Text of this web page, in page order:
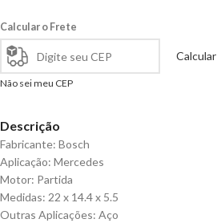
Calcular o Frete
Calcular
Não sei meu CEP
Descrição
Fabricante: Bosch
Aplicação: Mercedes
Motor: Partida
Medidas: 22 x 14.4 x 5.5
Outras Aplicações: Aço